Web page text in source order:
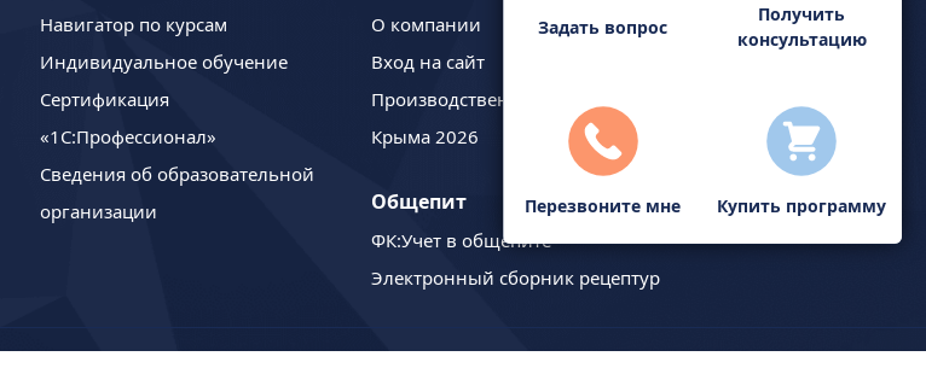
Навигатор по курсам
Индивидуальное обучение
Сертификация
«1С:Профессионал»
Сведения об образовательной
организации
О компании
Вход на сайт
Производственный календарь
Крыма 2026
Общепит
ФК:Учет в общепите
Электронный сборник рецептур
Телефон линии консультаций:
Задать вопрос
Получить
консультацию
Перезвоните мне Купить программу